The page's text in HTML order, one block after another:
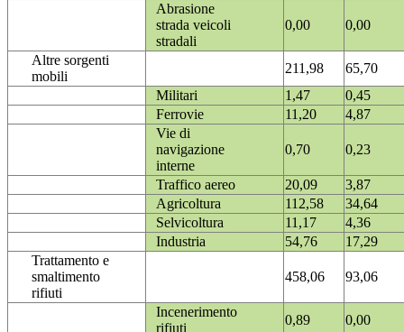
Abrasione
strada veicoli
stradali
0,00 0,00
Altre sorgenti
mobili
211,98
65,70
Militari
1,47
0,45
Ferrovie
11,20
4,87
Vie di
navigazione
interne
0,70 0,23
Traffico aereo 20,09
3,87
Agricoltura
112,58
34,64
Selvicoltura
11,17
4,36
Industria
54,76
17,29
Trattamento e
smaltimento
rifiuti
458,06 93,06
Incenerimento
rifiuti
0,89 0,00